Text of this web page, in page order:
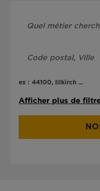
ex : 44100, Illkirch ...
Afficher plus de